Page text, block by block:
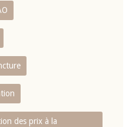
des prix à la